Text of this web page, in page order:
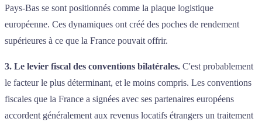
Pays-Bas se sont positionnés comme la plaque logistique
européenne. Ces dynamiques ont créé des poches de rendement
supérieures à ce que la France pouvait offrir.
3. Le levier fiscal des conventions bilatérales. C'est probablement
le facteur le plus déterminant, et le moins compris. Les conventions
fiscales que la France a signées avec ses partenaires européens
accordent généralement aux revenus locatifs étrangers un traitement